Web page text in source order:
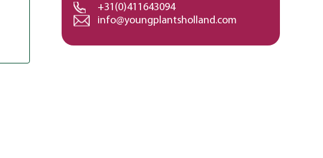
+31(0)411643094
info@youngplantsholland.com